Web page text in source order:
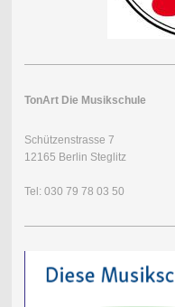
TonArt Die Musikschule
Schützenstrasse 7
12165 Berlin Steglitz
Tel: 030 79 78 03 50